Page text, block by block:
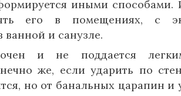
иными
его в помещениях, с
ванной и санузле.
и не поддается
же, если ударить по
но от банальных царапин и